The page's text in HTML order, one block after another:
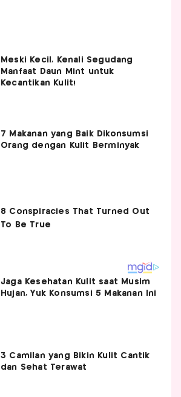
Meski Kecil, Kenali Segudang
Manfaat Daun Mint untuk
Kecantikan Kulit!
7 Makanan yang Baik Dikonsumsi
Orang dengan Kulit Berminyak
Jaga Kesehatan Kulit saat Musim
Hujan, Yuk Konsumsi 5 Makanan Ini
3 Camilan yang Bikin Kulit Cantik
dan Sehat Terawat